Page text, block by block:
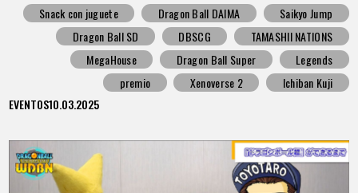
Snack con juguete
Dragon Ball DAIMA
Saikyo Jump
Dragon Ball SD
DBSCG
TAMASHII NATIONS
MegaHouse
Dragon Ball Super
Legends
premio
Xenoverse 2
Ichiban Kuji
EVENTOS10.03.2025